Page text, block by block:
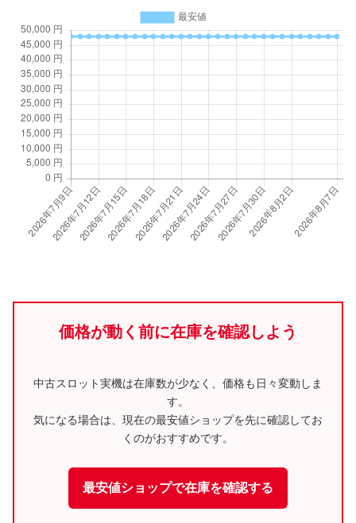
価格が動く前に在庫を確認しよう
中古スロット実機は在庫数が少なく、価格も日々変動しま
す。
気になる場合は、現在の最安値ショップを先に確認してお
くのがおすすめです。
最安値ショップで在庫を確認する